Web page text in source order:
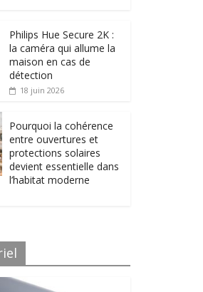
Philips Hue Secure 2K :
la caméra qui allume la
maison en cas de
détection
18 juin 2026
Pourquoi la cohérence
entre ouvertures et
protections solaires
devient essentielle dans
l’habitat moderne